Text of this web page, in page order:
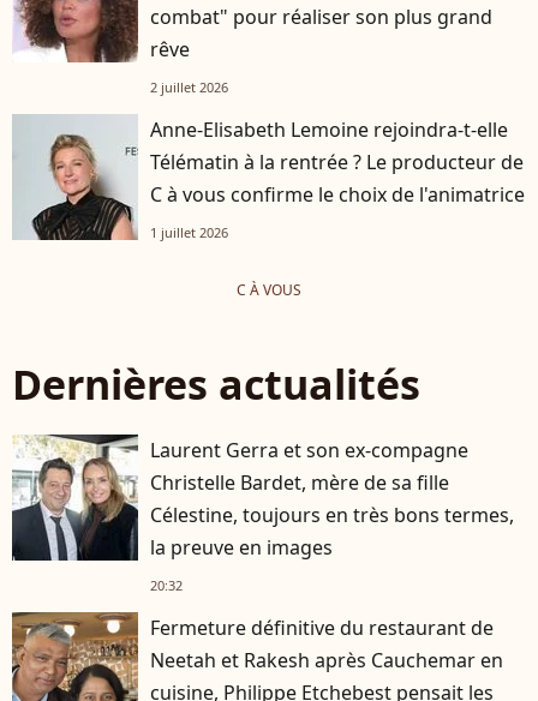
combat" pour réaliser son plus grand
rêve
2 juillet 2026
Anne-Elisabeth Lemoine rejoindra-t-elle
Télématin à la rentrée ? Le producteur de
C à vous confirme le choix de l'animatrice
1 juillet 2026
C À VOUS
Dernières actualités
Laurent Gerra et son ex-compagne
Christelle Bardet, mère de sa fille
Célestine, toujours en très bons termes,
la preuve en images
20:32
Fermeture définitive du restaurant de
Neetah et Rakesh après Cauchemar en
cuisine, Philippe Etchebest pensait les